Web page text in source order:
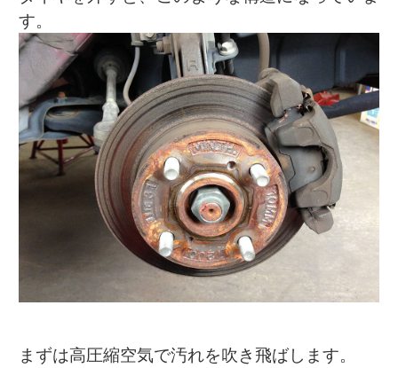
す。
まずは高圧縮空気で汚れを吹き飛ばします。